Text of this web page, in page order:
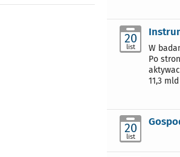
20
list
W
Po
11,3 mld
20
list